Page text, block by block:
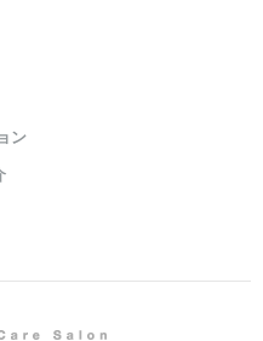
ン